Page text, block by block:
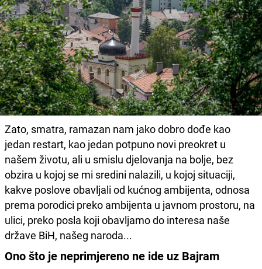
Zato, smatra, ramazan nam jako dobro dođe kao
jedan restart, kao jedan potpuno novi preokret u
našem životu, ali u smislu djelovanja na bolje, bez
obzira u kojoj se mi sredini nalazili, u kojoj situaciji,
kakve poslove obavljali od kućnog ambijenta, odnosa
prema porodici preko ambijenta u javnom prostoru, na
ulici, preko posla koji obavljamo do interesa naše
države BiH, našeg naroda...
Ono što je neprimjereno ne ide uz Bajram